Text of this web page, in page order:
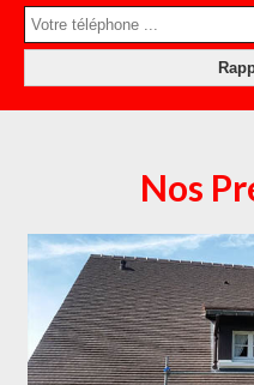
Nos